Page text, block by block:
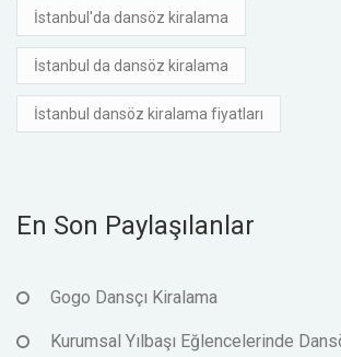
İstanbul'da dansöz kiralama
İstanbul da dansöz kiralama
İstanbul dansöz kiralama fiyatları
En Son Paylaşılanlar
Gogo Dansçı Kiralama
Kurumsal Yılbaşı Eğlencelerinde